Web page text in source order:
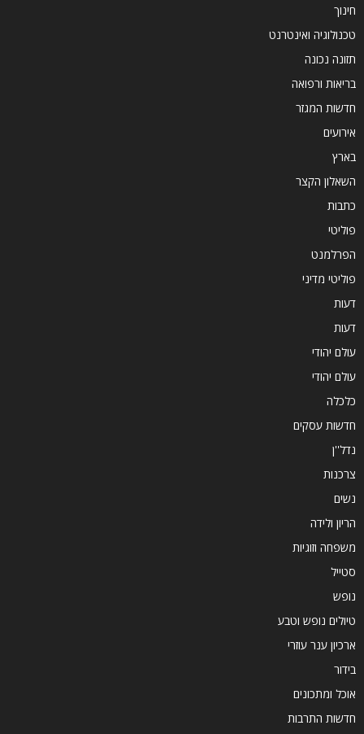
חינוך
טכנולוגיה ואינטרנט
תזונה נכונה
בריאות ורפואה
חדשות המגזר
אירועים
בארץ
השאלון הקצר
כתבות
פוליטי
הפרלמנט
פוליטי מדיני
דעות
דעות
עולם יהודי
עולם יהודי
כלכלה
חדשות עסקים
נדל''ן
צרכנות
נשים
הריון ולידה
משפחה וזוגיות
סטייל
נופש
טיולים נופש וטבע
ארכיון ענר עוזרי
בידור
אוכל ומתכונים
חדשות התרבות